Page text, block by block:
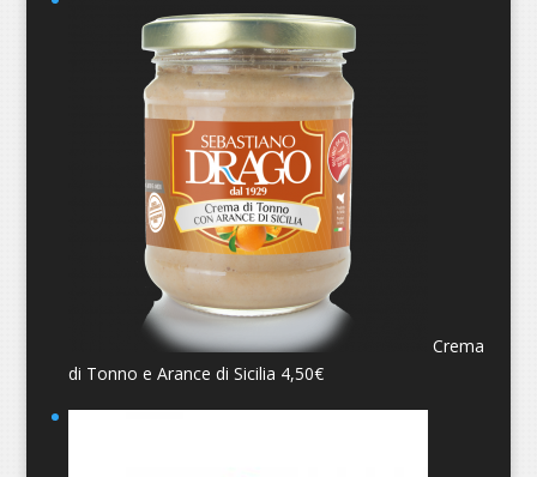
Crema
di Tonno e Arance di Sicilia 4,50€